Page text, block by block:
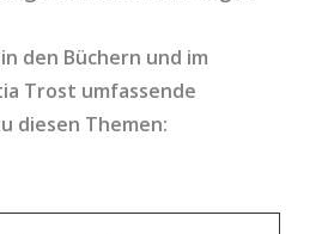
den Büchern und im
Trost umfassende
diesen Themen: